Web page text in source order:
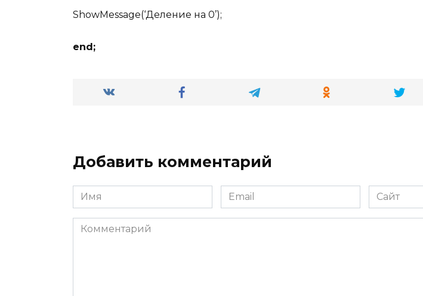
ShowMessage(‘Деление на 0’);
end;
Добавить комментарий
Имя
*
Email
*
Сайт
Комментарий